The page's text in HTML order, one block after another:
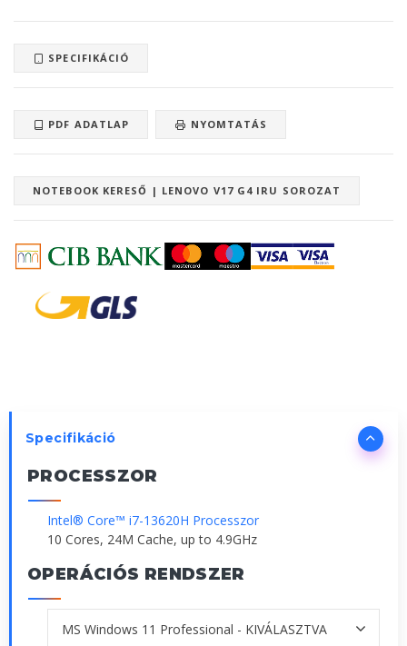
SPECIFIKÁCIÓ
PDF ADATLAP NYOMTATÁS
NOTEBOOK KERESŐ | LENOVO V17 G4 IRU SOROZAT
Specifikáció
PROCESSZOR
Intel® Core™ i7-13620H Processzor
10 Cores, 24M Cache, up to 4.9GHz
OPERÁCIÓS RENDSZER